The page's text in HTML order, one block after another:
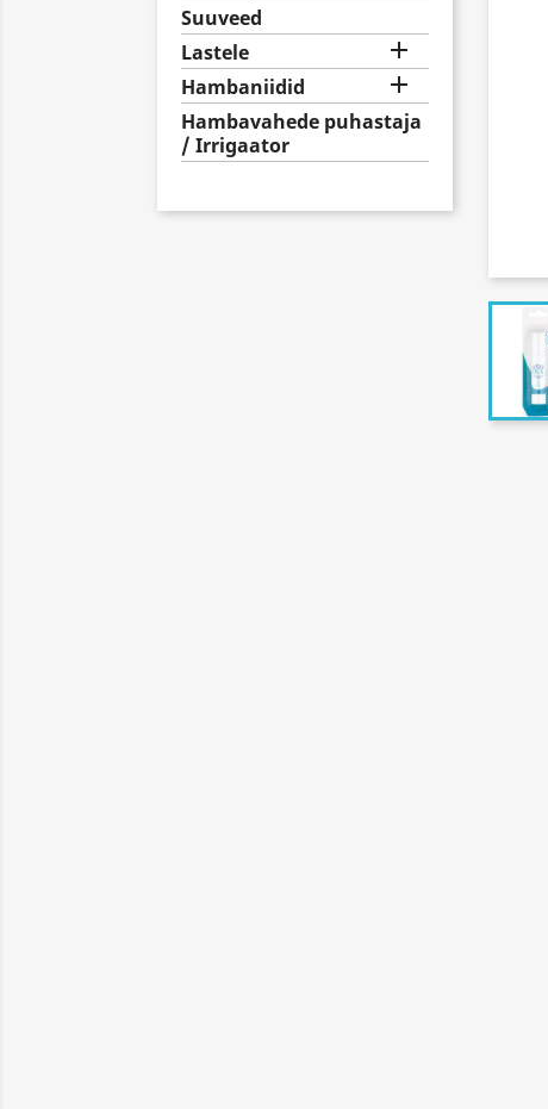
Suuveed
Lastele

Hambaniidid 
Hambavahede puhastaja
/ Irrigaator